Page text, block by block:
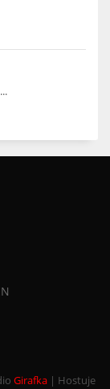
Girafka| Hostuje